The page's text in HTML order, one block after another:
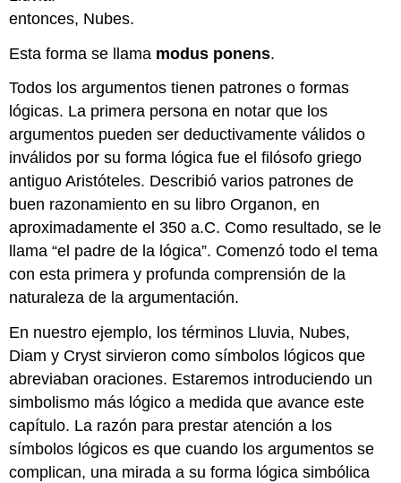
entonces, Nubes.
Esta forma se llama modus ponens.
Todos los argumentos tienen patrones o formas
lógicas. La primera persona en notar que los
argumentos pueden ser deductivamente válidos o
inválidos por su forma lógica fue el filósofo griego
antiguo Aristóteles. Describió varios patrones de
buen razonamiento en su libro Organon, en
aproximadamente el 350 a.C. Como resultado, se le
llama “el padre de la lógica”. Comenzó todo el tema
con esta primera y profunda comprensión de la
naturaleza de la argumentación.
En nuestro ejemplo, los términos Lluvia, Nubes,
Diam y Cryst sirvieron como símbolos lógicos que
abreviaban oraciones. Estaremos introduciendo un
simbolismo más lógico a medida que avance este
capítulo. La razón para prestar atención a los
símbolos lógicos es que cuando los argumentos se
complican, una mirada a su forma lógica simbólica